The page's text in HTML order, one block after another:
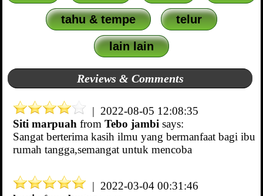
tahu & tempe telur
lain lain
Reviews & Comments
| 2022-08-05 12:08:35
Siti marpuah from Tebo jambi says:
Sangat berterima kasih ilmu yang bermanfaat bagi ibu
rumah tangga,semangat untuk mencoba
| 2022-03-04 00:31:46